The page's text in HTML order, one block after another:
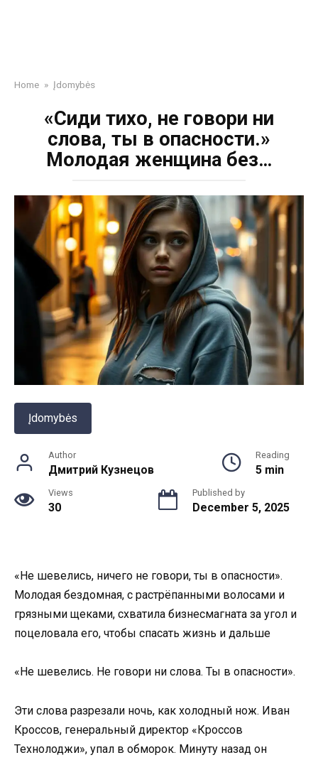
Home » Įdomybės
«Сиди тихо, не говори ни
слова, ты в опасности.»
Молодая женщина без…
Įdomybės
Author
Дмитрий Кузнецов
Reading
5 min
Views
30
Published by
December 5, 2025
«Не шевелись, ничего не говори, ты в опасности».
Молодая бездомная, с растрёпанными волосами и
грязными щеками, схватила бизнесмагната за угол и
поцеловала его, чтобы спасать жизнь и дальше
«Не шевелись. Не говори ни слова. Ты в опасности».
Эти слова разрезали ночь, как холодный нож. Иван
Кроссов, генеральный директор «Кроссов
Технолоджи», упал в обморок. Минуту назад он